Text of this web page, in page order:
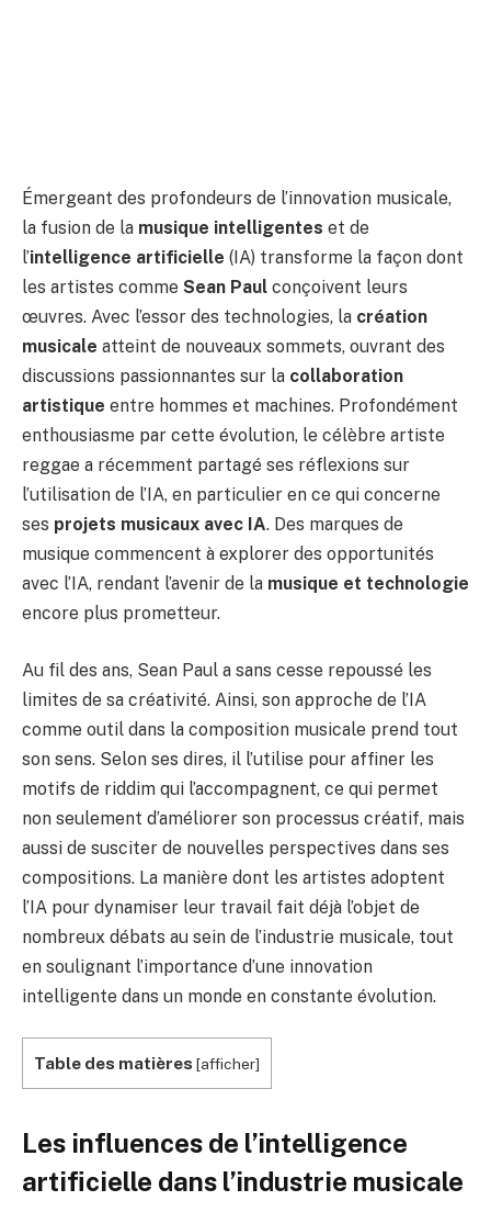
Émergeant des profondeurs de l’innovation musicale,
la fusion de la musique intelligentes et de
l’intelligence artificielle (IA) transforme la façon dont
les artistes comme Sean Paul conçoivent leurs
œuvres. Avec l’essor des technologies, la création
musicale atteint de nouveaux sommets, ouvrant des
discussions passionnantes sur la collaboration
artistique entre hommes et machines. Profondément
enthousiasme par cette évolution, le célèbre artiste
reggae a récemment partagé ses réflexions sur
l’utilisation de l’IA, en particulier en ce qui concerne
ses projets musicaux avec IA. Des marques de
musique commencent à explorer des opportunités
avec l’IA, rendant l’avenir de la musique et technologie
encore plus prometteur.
Au fil des ans, Sean Paul a sans cesse repoussé les
limites de sa créativité. Ainsi, son approche de l’IA
comme outil dans la composition musicale prend tout
son sens. Selon ses dires, il l’utilise pour affiner les
motifs de riddim qui l’accompagnent, ce qui permet
non seulement d’améliorer son processus créatif, mais
aussi de susciter de nouvelles perspectives dans ses
compositions. La manière dont les artistes adoptent
l’IA pour dynamiser leur travail fait déjà l’objet de
nombreux débats au sein de l’industrie musicale, tout
en soulignant l’importance d’une innovation
intelligente dans un monde en constante évolution.
Table des matières [afficher]
Les influences de l’intelligence
artificielle dans l’industrie musicale